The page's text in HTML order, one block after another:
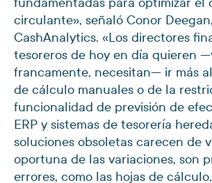
circulante», señaló Conor
CashAnalytics. «Los directores
tesoreros de hoy en día quieren
francamente, necesitan— ir más
de cálculo manuales o de la
funcionalidad de previsión de
ERP y sistemas de tesorería
soluciones obsoletas carecen de
oportuna de las variaciones, son
errores, como las hojas de